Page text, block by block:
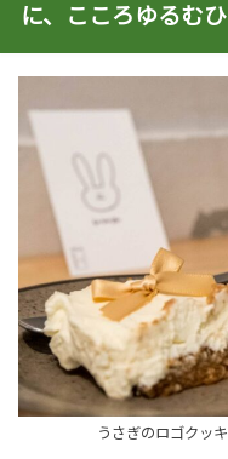
に、こころゆるむ
うさぎのロゴクッ